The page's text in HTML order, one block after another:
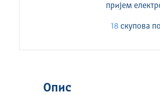
пријем
18 скуповa
Опис